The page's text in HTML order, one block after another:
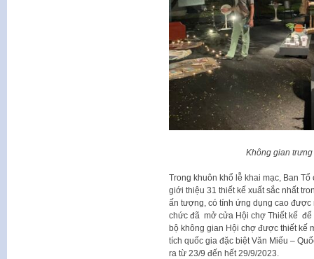
Không gian
Trong khuôn khổ lễ khai mạc, Ban
giới thiệu 31 thiết kế xuất sắc nhất
ấn tượng, có tính ứng dụng cao
chức đã mở cửa Hội chợ Thiết kế để
bộ không gian Hội chợ được thiết kế
tích quốc gia đặc biệt Văn Miếu –
ra từ 23/9 đến hết 29/9/2023.